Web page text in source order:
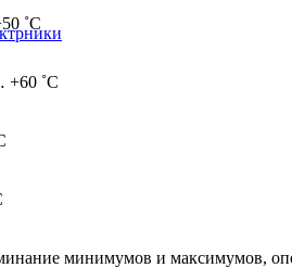
˚C
˚C
минимумов и максимумов,